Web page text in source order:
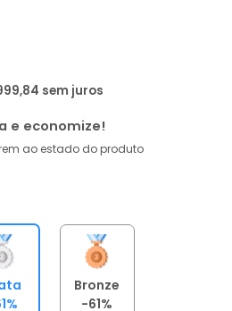
sem juros
e economize!
ao estado do produto
Bronze
-61%